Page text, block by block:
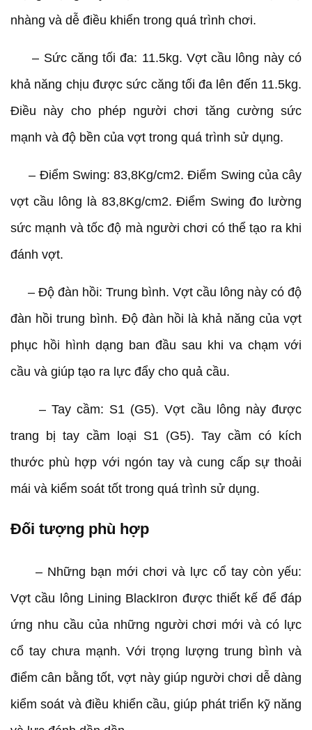
nhàng và dễ điều khiển trong quá trình chơi.
– Sức căng tối đa: 11.5kg. Vợt cầu lông này có
khả năng chịu được sức căng tối đa lên đến 11.5kg.
Điều này cho phép người chơi tăng cường sức
mạnh và độ bền của vợt trong quá trình sử dụng.
– Điểm Swing: 83,8Kg/cm2. Điểm Swing của cây
vợt cầu lông là 83,8Kg/cm2. Điểm Swing đo lường
sức mạnh và tốc độ mà người chơi có thể tạo ra khi
đánh vợt.
– Độ đàn hồi: Trung bình. Vợt cầu lông này có độ
đàn hồi trung bình. Độ đàn hồi là khả năng của vợt
phục hồi hình dạng ban đầu sau khi va chạm với
cầu và giúp tạo ra lực đẩy cho quả cầu.
– Tay cầm: S1 (G5). Vợt cầu lông này được
trang bị tay cầm loại S1 (G5). Tay cầm có kích
thước phù hợp với ngón tay và cung cấp sự thoải
mái và kiểm soát tốt trong quá trình sử dụng.
Đối tượng phù hợp
– Những bạn mới chơi và lực cổ tay còn yếu:
Vợt cầu lông Lining BlackIron được thiết kế để đáp
ứng nhu cầu của những người chơi mới và có lực
cổ tay chưa mạnh. Với trọng lượng trung bình và
điểm cân bằng tốt, vợt này giúp người chơi dễ dàng
kiểm soát và điều khiển cầu, giúp phát triển kỹ năng